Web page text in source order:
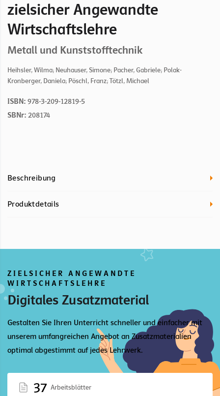
zielsicher Angewandte
Wirtschaftslehre
Metall und Kunststofftechnik
Heihsler, Wilma; Neuhauser, Simone; Pacher, Gabriele; Polak-
Kronberger, Daniela; Pöschl, Franz; Tötzl, Michael
ISBN: 978-3-209-12819-5
SBNr: 208174
Beschreibung
Produktdetails
ZIELSICHER ANGEWANDTE
WIRTSCHAFTSLEHRE
Digitales Zusatzmaterial
Gestalten Sie Ihren Unterricht schneller und einfacher mit
unserem umfangreichen Angebot an Zusatzmaterialien
optimal abgestimmt auf jedes Lehrwerk.
37 Arbeitsblätter